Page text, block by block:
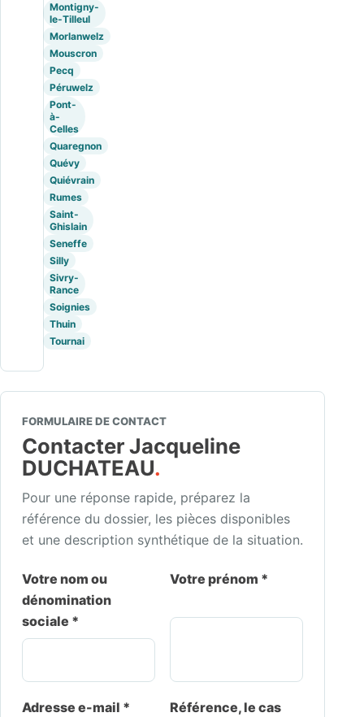
Montigny-
le-Tilleul
Morlanwelz
Mouscron
Pecq
Péruwelz
Pont-
à-
Celles
Quaregnon
Quévy
Quiévrain
Rumes
Saint-
Ghislain
Seneffe
Silly
Sivry-
Rance
Soignies
Thuin
Tournai
FORMULAIRE DE CONTACT
Contacter Jacqueline
DUCHATEAU.
Pour une réponse rapide, préparez la
référence du dossier, les pièces disponibles
et une description synthétique de la situation.
Votre nom ou
dénomination
sociale *
Votre prénom *
Adresse e-mail *
Référence, le cas